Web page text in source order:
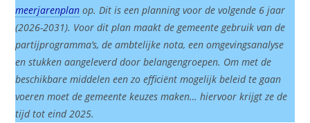
meerjarenplan op. Dit is een planning voor de volgende 6 jaar
(2026-2031). Voor dit plan maakt de gemeente gebruik van de
partijprogramma’s, de ambtelijke nota, een omgevingsanalyse
en stukken aangeleverd door belangengroepen. Om met de
beschikbare middelen een zo efficiënt mogelijk beleid te gaan
voeren moet de gemeente keuzes maken… hiervoor krijgt ze de
tijd tot eind 2025.